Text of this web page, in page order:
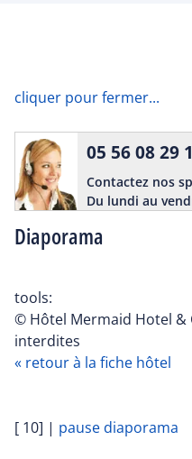
cliquer pour fermer...
Diaporama
05 56 08 29
Contactez nos
Du lundi au
tools:
© Hôtel Mermaid Hotel &
interdites
« retour à la fiche hôtel
[ 10] | pause diaporama